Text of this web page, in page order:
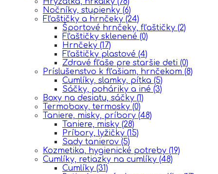
Nočníky, stupienky (6)
Fľaštičky a hrnčeky (24)
Športové hrnčeky, fľaštičky (2)
Fľaštičky sklenené (0)
Hrnčeky (17)
Fľaštičky plastové (4)
Zdravé fľaše pre staršie deti (0)
Príslušenstvo k fľašiam, hrnčekom (8)
Cumlíky, slamky, pítka (5)
Sáčky, poháriky a iné (3)
Boxy na desiatu, sáčky (1)
Termoboxy, termosky (0)
Taniere, misky, príbory (48)
Taniere, misky (28)
Príbory, lyžičky (15)
Sady tanierov (5)
Kozmetika, hygienické potreby (19)
Cumlíky, retiazky na cumlíky (48)
Cumlíky (31)